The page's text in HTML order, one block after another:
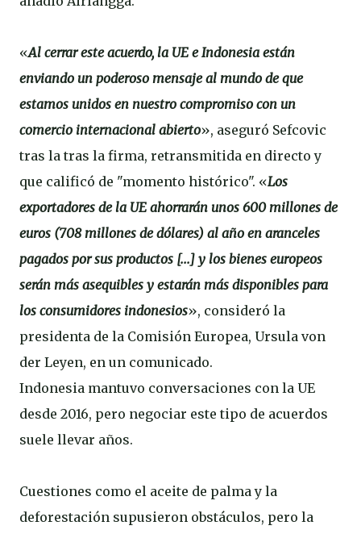
«Al cerrar este acuerdo, la UE e Indonesia están
enviando un poderoso mensaje al mundo de que
estamos unidos en nuestro compromiso con un
comercio internacional abierto», aseguró Sefcovic
tras la tras la firma, retransmitida en directo y
que calificó de "momento histórico". «Los
exportadores de la UE ahorrarán unos 600 millones de
euros (708 millones de dólares) al año en aranceles
pagados por sus productos [...] y los bienes europeos
serán más asequibles y estarán más disponibles para
los consumidores indonesios», consideró la
presidenta de la Comisión Europea, Ursula von
der Leyen, en un comunicado.
Indonesia mantuvo conversaciones con la UE
desde 2016, pero negociar este tipo de acuerdos
suele llevar años.
Cuestiones como el aceite de palma y la
deforestación supusieron obstáculos, pero la